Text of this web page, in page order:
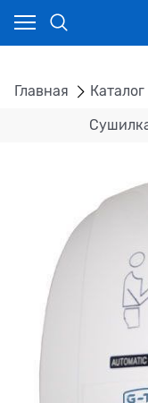
Главная Каталог